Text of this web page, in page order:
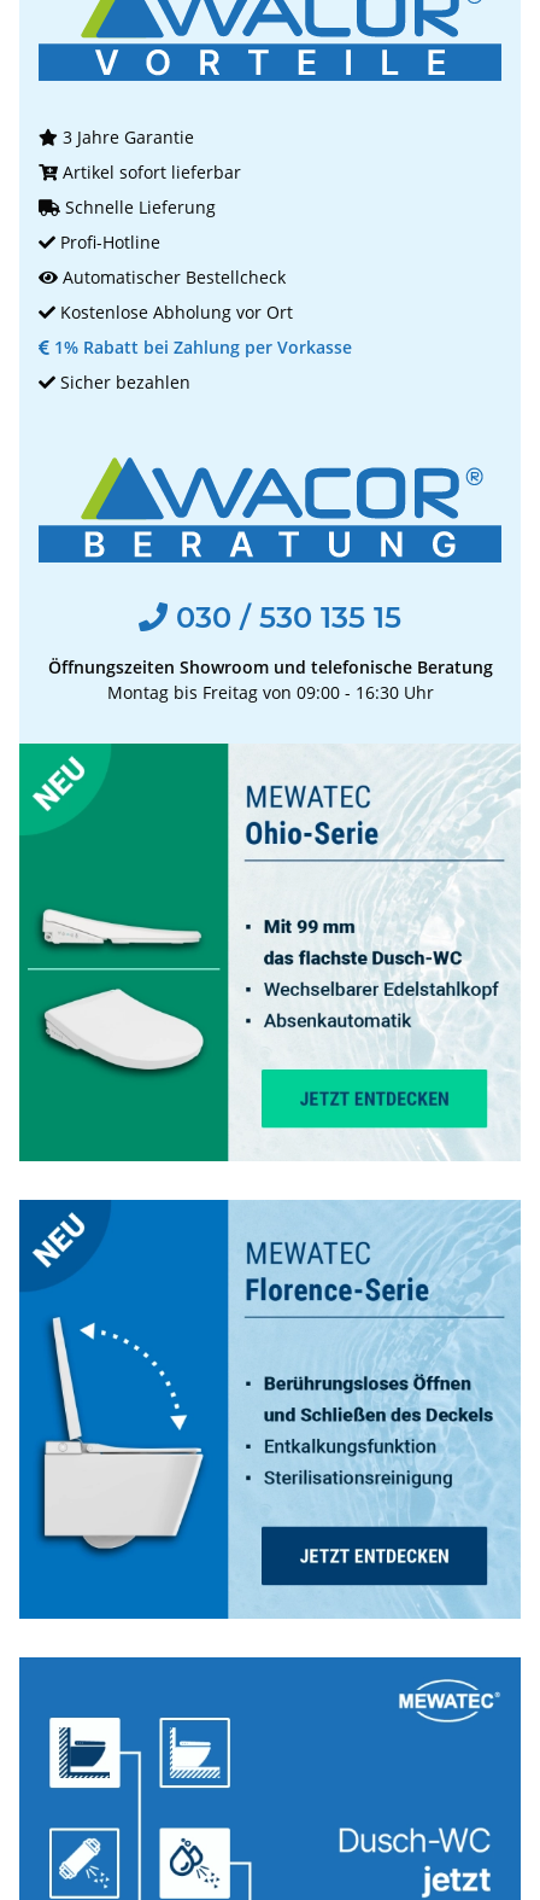
3 Jahre Garantie
Artikel sofort lieferbar
Schnelle Lieferung
Profi-Hotline
Automatischer Bestellcheck
Kostenlose Abholung vor Ort
1% Rabatt bei Zahlung per Vorkasse
Sicher bezahlen
030 / 530 135 15
Öffnungszeiten Showroom und telefonische Beratung
Montag bis Freitag von 09:00 - 16:30 Uhr